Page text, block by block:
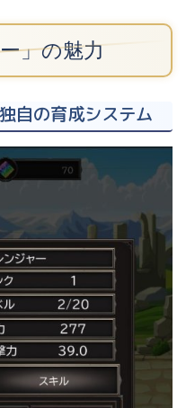
」の魅力
自の育成システム